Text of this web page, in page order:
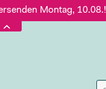
Montag, 10.08.!
ab 95 € Warenwert
Montag, 10.08.!